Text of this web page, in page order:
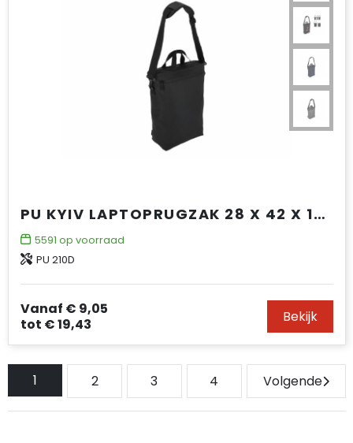
PU KYIV LAPTOPRUGZAK 28 X 42 X 12.5 CM
5591 op voorraad
PU 210D
Vanaf € 9,05
tot € 19,43 Bekijk
1 2 3 4 Volgende